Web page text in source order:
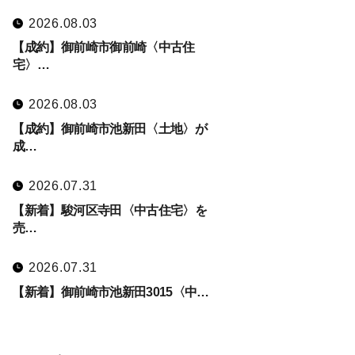
2026.08.03
【成約】御前崎市御前崎〈中古住
宅〉…
2026.08.03
【成約】御前崎市池新田〈土地〉が
成…
2026.07.31
【新着】駿河区寺田〈中古住宅〉を
売…
2026.07.31
【新着】御前崎市池新田3015〈中…